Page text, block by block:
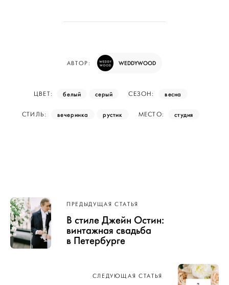
АВТОР: WEDDYWOOD
ЦВЕТ: белый серый СЕЗОН: весна
СТИЛЬ: вечеринка рустик МЕСТО: студия
Навигация
по записям
ПРЕДЫДУЩАЯ СТАТЬЯ
В стиле Джейн Остин:
винтажная свадьба
в Петербурге
СЛЕДУЮЩАЯ СТАТЬЯ